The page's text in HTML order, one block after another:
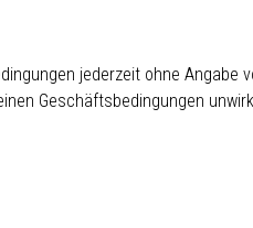
jederzeit ohne
Geschäftsbedingungen